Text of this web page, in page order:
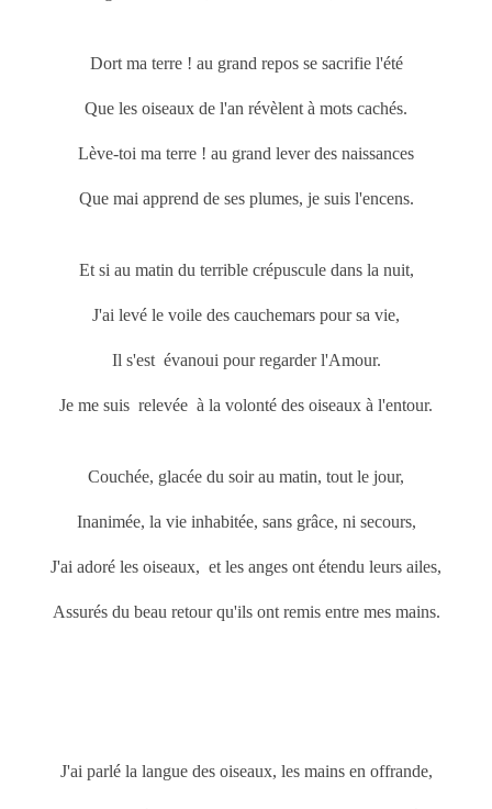
Dort ma terre ! au grand repos se sacrifie l'été
Que les oiseaux de l'an révèlent à mots cachés.
Lève-toi ma terre ! au grand lever des naissances
Que mai apprend de ses plumes, je suis l'encens.
Et si au matin du terrible crépuscule dans la nuit,
J'ai levé le voile des cauchemars pour sa vie,
Il s'est évanoui pour regarder l'Amour.
Je me suis relevée à la volonté des oiseaux à l'entour.
Couchée, glacée du soir au matin, tout le jour,
Inanimée, la vie inhabitée, sans grâce, ni secours,
J'ai adoré les oiseaux, et les anges ont étendu leurs ailes,
Assurés du beau retour qu'ils ont remis entre mes mains.
J'ai parlé la langue des oiseaux, les mains en offrande,